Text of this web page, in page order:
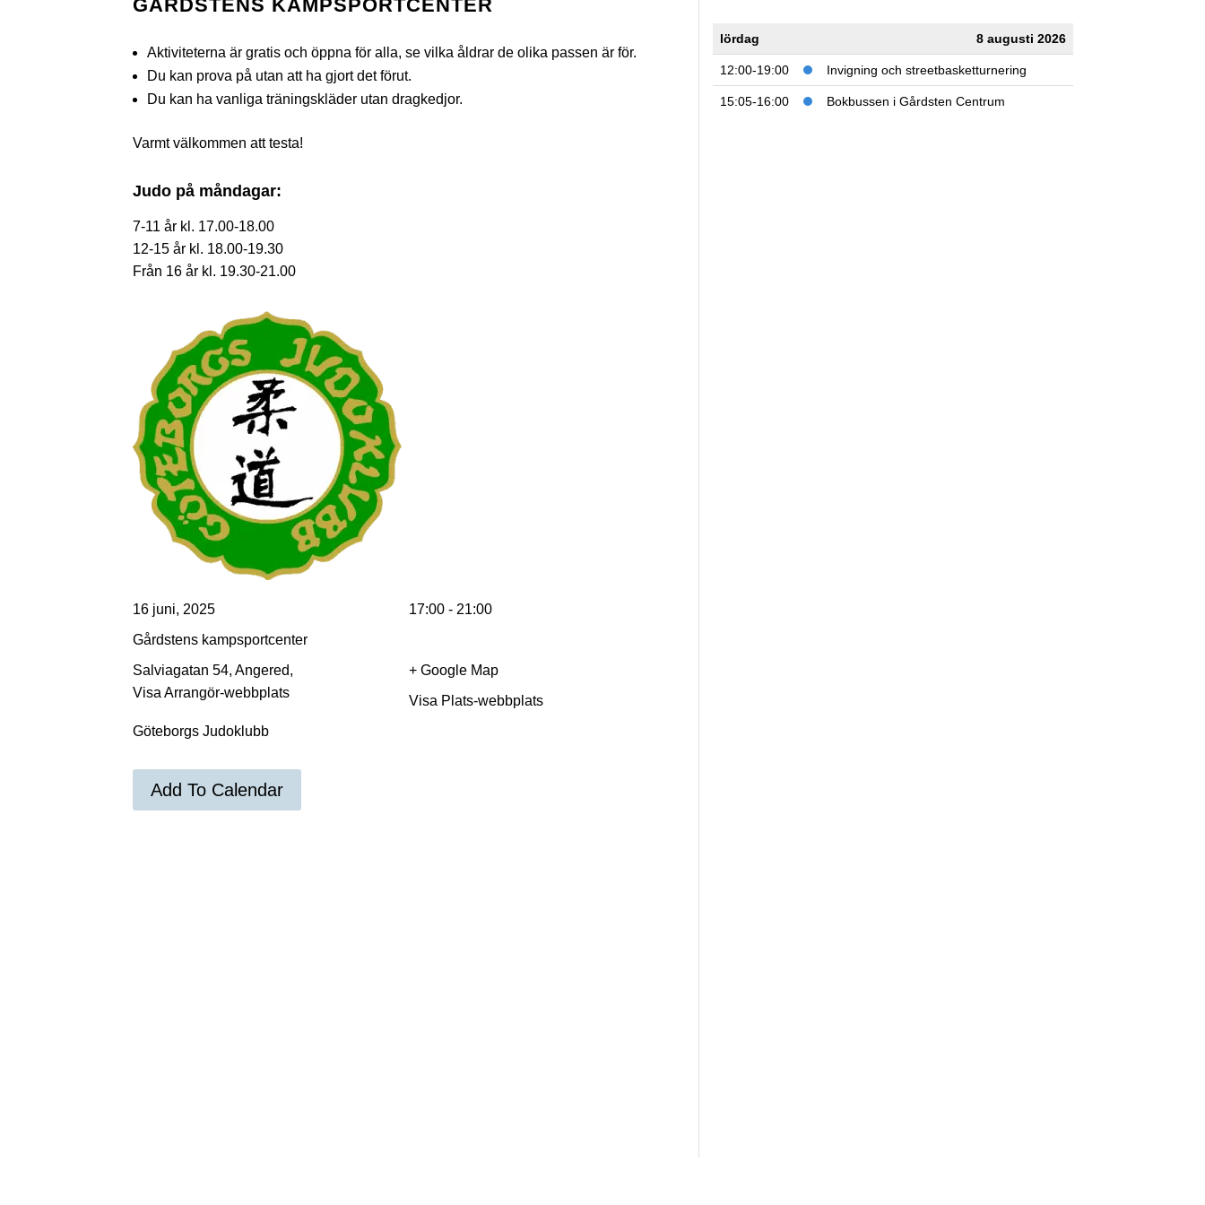
GÅRDSTENS KAMPSPORTCENTER
Aktiviteterna är gratis och öppna för alla, se vilka åldrar de olika passen är för.
Du kan prova på utan att ha gjort det förut.
Du kan ha vanliga träningskläder utan dragkedjor.
Varmt välkommen att testa!
Judo på måndagar:
7-11 år kl. 17.00-18.00
12-15 år kl. 18.00-19.30
Från 16 år kl. 19.30-21.00
16 juni, 2025
17:00 - 21:00
Gårdstens kampsportcenter
Salviagatan 54, Angered,
+ Google Map
Visa Plats-webbplats
Göteborgs Judoklubb
Visa Arrangör-webbplats
Add To Calendar
lördag 8 augusti 2026
12:00-19:00 Invigning och streetbasketturnering
15:05-16:00 Bokbussen i Gårdsten Centrum